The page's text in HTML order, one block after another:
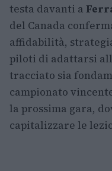
testa davanti a
del Canada
affidabilità,
piloti di adattarsi
tracciato sia
campionato
la prossima gara,
capitalizzare le